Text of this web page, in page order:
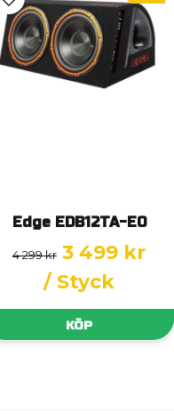
Edge EDB12TA-E0
4 299 kr 3 499 kr
/ Styck
KÖP